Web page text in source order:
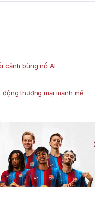
cảnh bùng nổ AI
thương mại mạnh mẽ